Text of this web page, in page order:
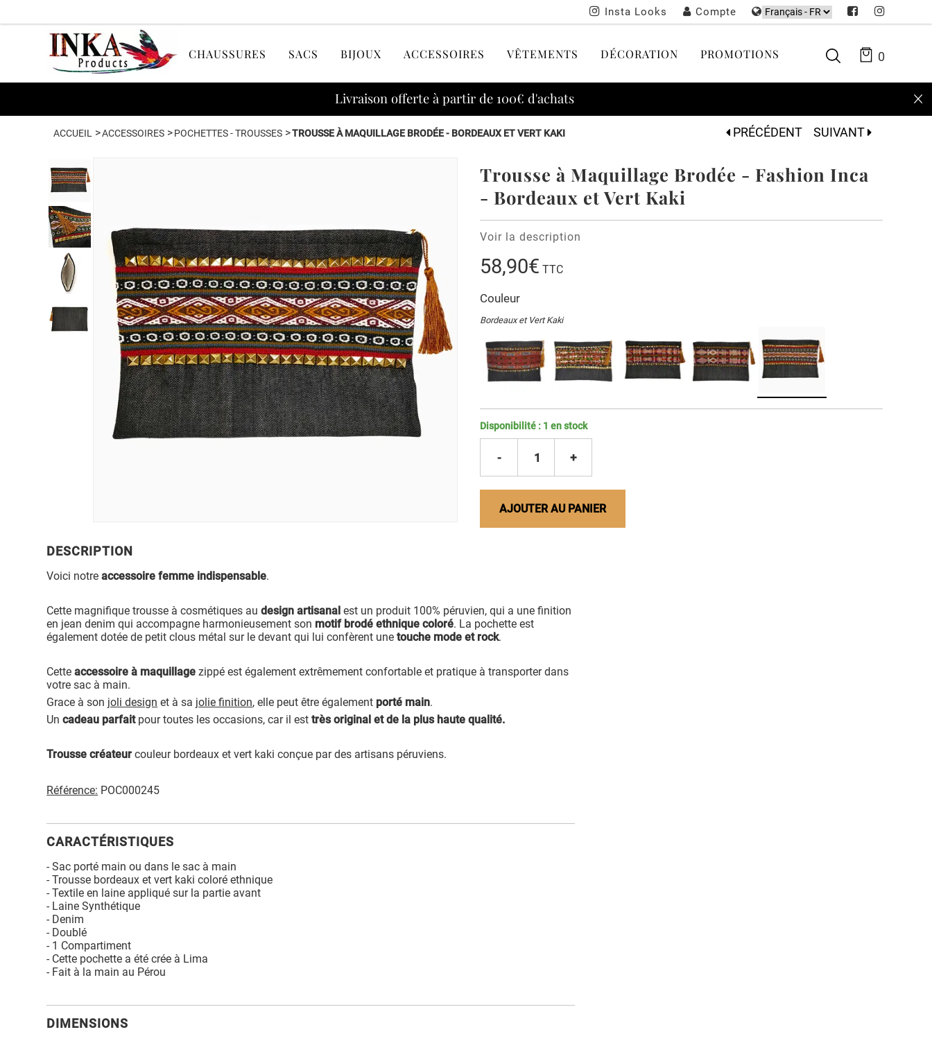
Insta Looks Compte
CHAUSSURES SACS BIJOUX ACCESSOIRES VÊTEMENTS DÉCORATION PROMOTIONS 0
Livraison offerte à partir de 100€ d'achats
ACCUEIL >ACCESSOIRES >POCHETTES - TROUSSES >TROUSSE À MAQUILLAGE BRODÉE - BORDEAUX ET VERT KAKI PRÉCÉDENT SUIVANT
Trousse à Maquillage Brodée - Fashion Inca
- Bordeaux et Vert Kaki
Voir la description
58,90€ TTC
Couleur
Bordeaux et Vert Kaki
Disponibilité : 1 en stock
- 1 +
AJOUTER AU PANIER
DESCRIPTION
Voici notreaccessoire femme indispensable.
Cette magnifique trousse à cosmétiques audesign artisanal est un produit 100% péruvien, qui a une finition
en jean denim qui accompagne harmonieusement son motif brodé ethnique coloré. La pochette est
également dotée de petit clous métal sur le devant qui lui confèrent unetouche mode et rock.
Cetteaccessoire à maquillage zippé est également extrêmement confortable et pratique à transporter dans
votre sac à main.
Grace à son joli design et à sa jolie finition, elle peut être également porté main.
Uncadeau parfaitpour toutes les occasions, car il esttrès original et de la plus haute qualité.
Trousse créateur couleur bordeaux et vert kaki conçue par des artisans péruviens.
Référence: POC000245
CARACTÉRISTIQUES
- Sac porté main ou dans le sac à main
- Trousse bordeaux et vert kaki coloré ethnique
- Textile en laine appliqué sur la partie avant
- Laine Synthétique
- Denim
- Doublé
- 1 Compartiment
- Cette pochette a été crée à Lima
- Fait à la main au Pérou
DIMENSIONS